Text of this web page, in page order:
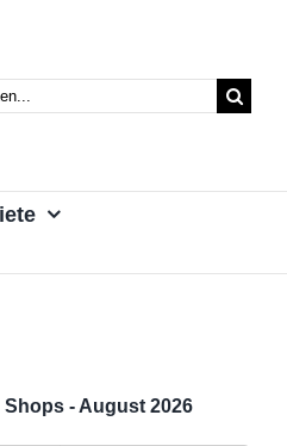
Shops - August 2026